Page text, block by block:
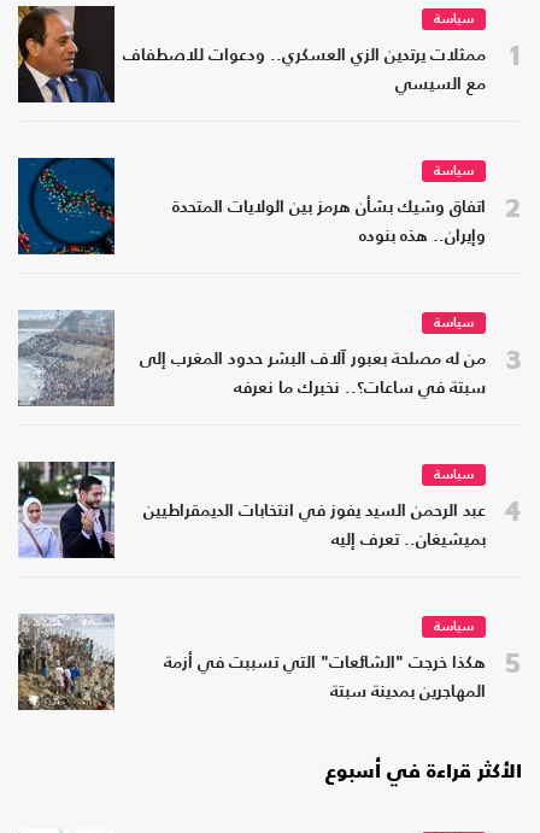
1
سياسة
ممثلات يرتدين الزي العسكري.. ودعوات للاصطفاف
مع السيسي
2
سياسة
اتفاق وشيك بشأن هرمز بين الولايات المتحدة
وإيران.. هذه بنوده
3
سياسة
من له مصلحة بعبور آلاف البشر حدود المغرب إلى
سبتة في ساعات؟.. نخبرك ما نعرفه
4
سياسة
عبد الرحمن السيد يفوز في انتخابات الديمقراطيين
بميشيغان.. تعرف إليه
5
سياسة
هكذا خرجت "الشائعات" التي تسببت في أزمة
المهاجرين بمدينة سبتة
الأكثر قراءة في أسبوع